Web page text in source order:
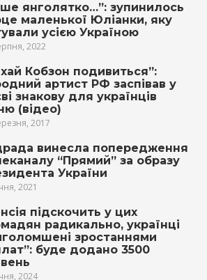
янголятко…”: зупинилось
маленької Юліанки, яку
усією Україною
2022
Кобзон подивиться”:
артист РФ заспівав у
знакову для українців
(відео)
2017
винесла попередження
“Прямий” за образу
України
2021
підскочить у цих
радикально, українці
зростаннями
буде додано 3500
2024